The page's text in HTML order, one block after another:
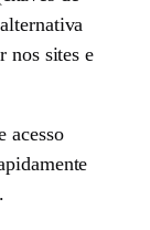
nos sites e
acesso